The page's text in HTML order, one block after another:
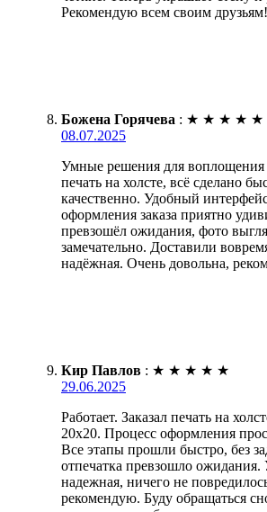
Рекомендую всем своим друзьям!
Божена Горячева : ★ ★ ★ ★ ★
08.07.2025
Умные решения для воплощения
печать на холсте, всё сделано
качественно. Удобный
оформления заказа приятно
превзошёл ожидания, фото
замечательно. Доставили
надёжная. Очень довольна,
Кир Павлов : ★ ★ ★ ★ ★
29.06.2025
Работает. Заказал печать на
20х20. Процесс оформления
Все этапы прошли быстро, без
отпечатка превзошло ожидания.
надежная, ничего не
рекомендую. Буду обращаться